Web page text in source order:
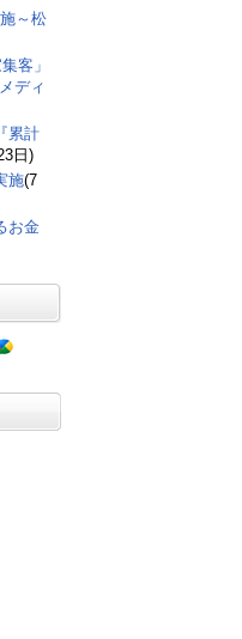
～松
客」
ディ
累計
日)
施(7
お金